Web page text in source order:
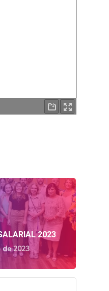
2023
de 2023